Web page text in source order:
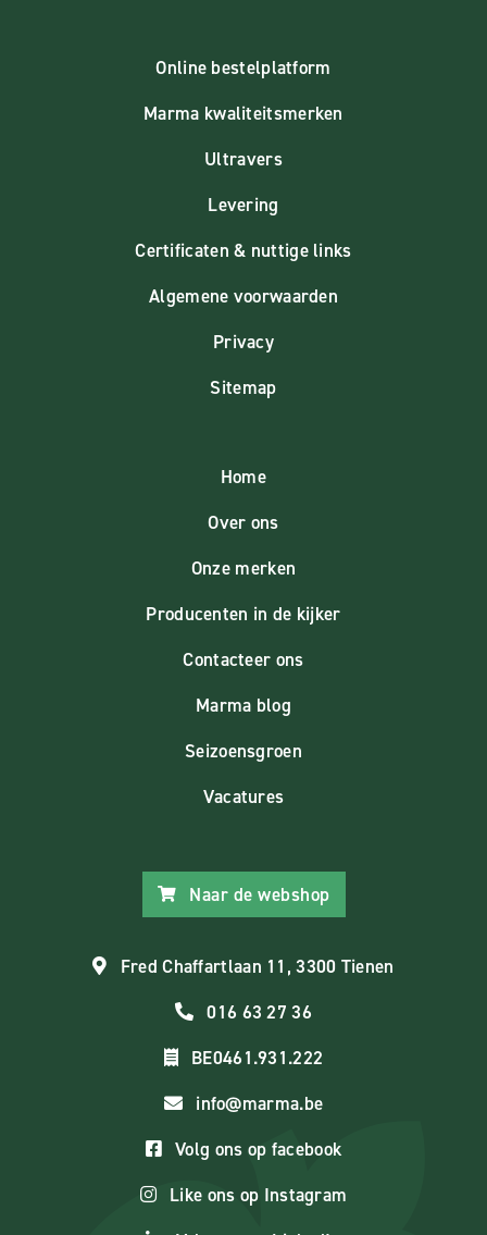
Online bestelplatform
Marma kwaliteitsmerken
Ultravers
Levering
Certificaten & nuttige links
Algemene voorwaarden
Privacy
Sitemap
Home
Over ons
Onze merken
Producenten in de kijker
Contacteer ons
Marma blog
Seizoensgroen
Vacatures
Naar de webshop
Fred Chaffartlaan 11, 3300 Tienen
016 63 27 36
BE0461.931.222
info@marma.be
Volg ons op facebook
Like ons op Instagram